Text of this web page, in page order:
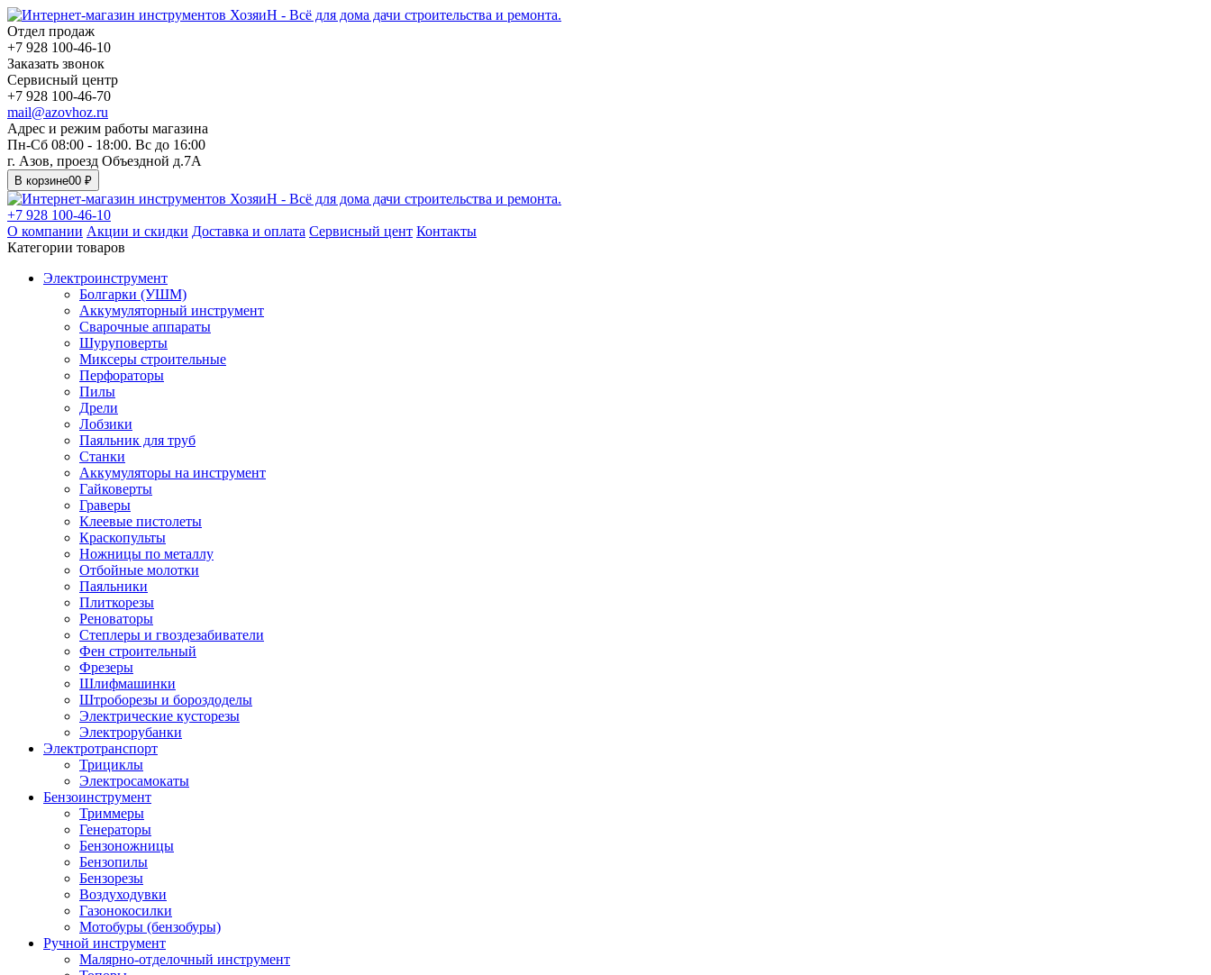
Отдел продаж
+7 928 100-46-10
Заказать звонок
Сервисный центр
+7 928 100-46-70
mail@azovhoz.ru
Адрес и режим работы магазина
Пн-Сб 08:00 - 18:00. Вс до 16:00
г. Азов, проезд Объездной д.7А
В корзине00 ₽
+7 928 100-46-10
О компании Акции и скидки Доставка и оплата Сервисный цент Контакты
Категории товаров
Электроинструмент
Болгарки (УШМ)
Аккумуляторный инструмент
Сварочные аппараты
Шуруповерты
Миксеры строительные
Перфораторы
Пилы
Дрели
Лобзики
Паяльник для труб
Станки
Аккумуляторы на инструмент
Гайковерты
Граверы
Клеевые пистолеты
Краскопульты
Ножницы по металлу
Отбойные молотки
Паяльники
Плиткорезы
Реноваторы
Степлеры и гвоздезабиватели
Фен строительный
Фрезеры
Шлифмашинки
Штроборезы и бороздоделы
Электрические кусторезы
Электрорубанки
Электротранспорт
Трициклы
Электросамокаты
Бензоинструмент
Триммеры
Генераторы
Бензоножницы
Бензопилы
Бензорезы
Воздуходувки
Газонокосилки
Мотобуры (бензобуры)
Ручной инструмент
Малярно-отделочный инструмент